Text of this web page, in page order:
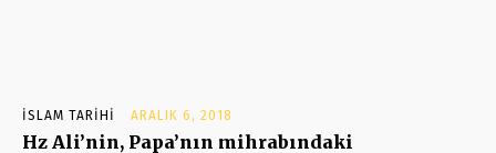
İSLAM TARIHI ARALIK 6, 2018
Hz Ali’nin, Papa’nın mihrabındaki